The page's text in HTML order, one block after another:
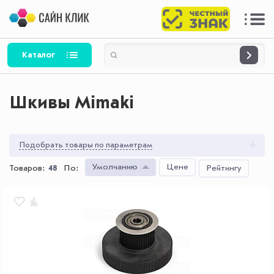
Каталог
Шкивы Mimaki
Подобрать товары по параметрам
Товаров: 48 По: Умолчанию Цене Рейтингу